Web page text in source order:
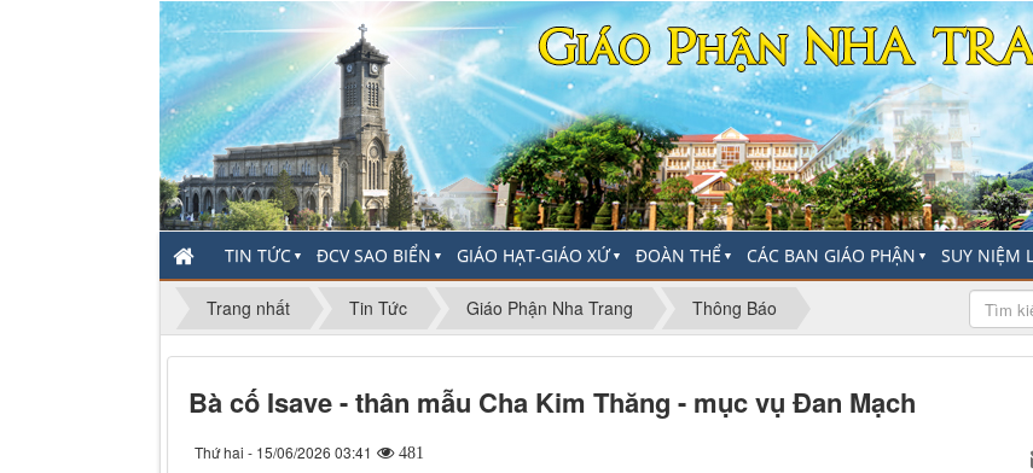
TIN TỨC ▼ ĐCV SAO BIỂN ▼ GIÁO HẠT-GIÁO XỨ▼ ĐOÀN THỂ ▼ CÁC BAN GIÁO PHẬN ▼ SUY NIỆM
Trang nhất Tin Tức Giáo Phận Nha Trang Thông Báo
Bà cố Isave - thân mẫu Cha Kim Thăng - mục vụ Đan Mạch
Thứ hai - 15/06/2026 03:41 481